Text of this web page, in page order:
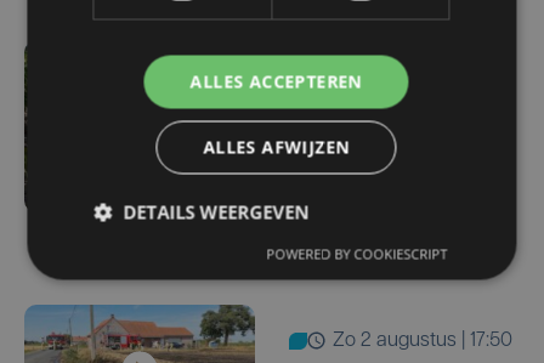
ma 3 augustus | 17:15
Droogte treft
aardappelteelt: "Op
sommige percelen
zo 2 augustus | 17:50
ALLES ACCEPTEREN
ALLES AFWIJZEN
DETAILS WEERGEVEN
POWERED BY COOKIESCRIPT